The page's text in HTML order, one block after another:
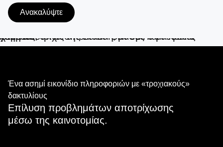
Ανακαλύψτε
Ένα ασημί εικονίδιο πληροφοριών με «τροχιακούς»
δακτυλίους
Επίλυση προβλημάτων αποτρίχωσης
μέσω της καινοτομίας.